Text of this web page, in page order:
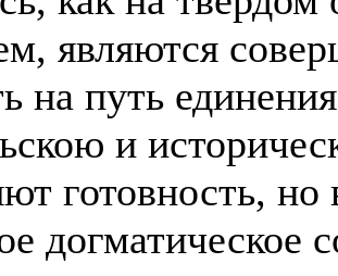
являются
на путь
и
готовность,
догматическое